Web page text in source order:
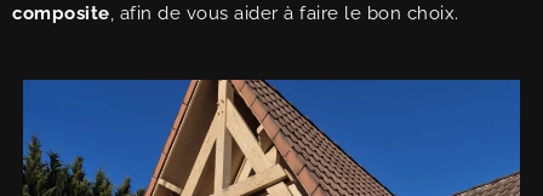
composite, afin de vous aider à faire le bon choix.